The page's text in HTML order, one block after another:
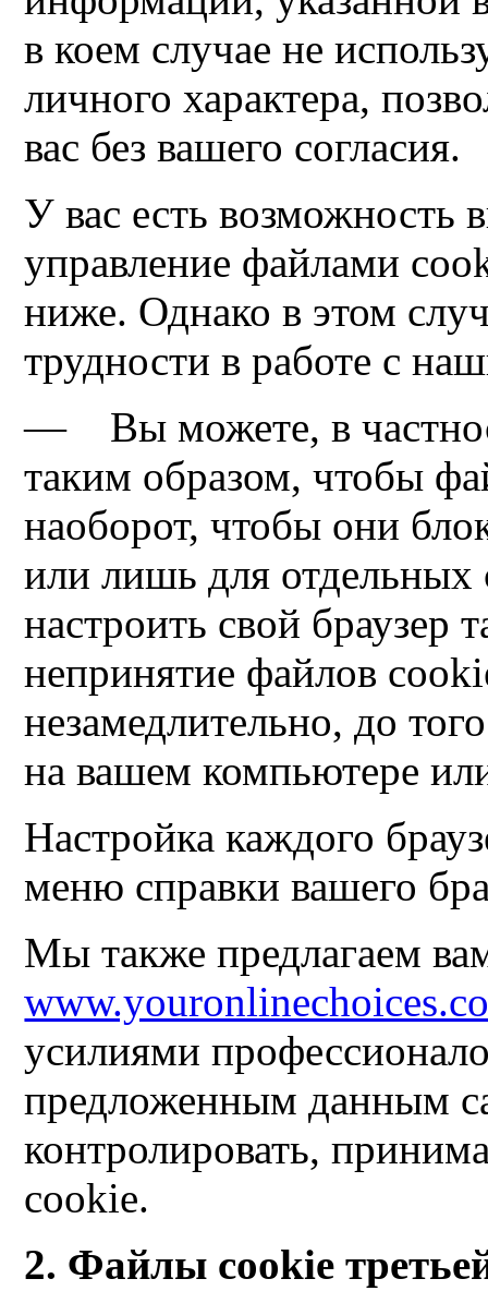
в коем случае не
личного характера,
вас без вашего согласия.
У вас есть возможность
управление файлами
ниже. Однако в этом
трудности в работе с
— Вы можете, в
таким образом, чтобы
наоборот, чтобы они
или лишь для
настроить свой браузер
непринятие файлов
незамедлительно, до
на вашем компьютере
Настройка каждого
меню справки вашего
Мы также предлагаем
усилиями
предложенным данным
контролировать,
cookie.
2. Файлы cookie